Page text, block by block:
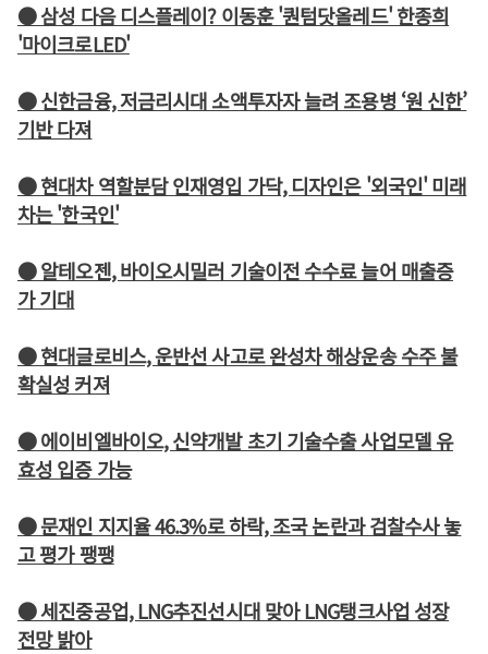
● 삼성 다음 디스플레이? 이동훈 '퀀텀닷올레드' 한종희
'마이크로LED'
● 신한금융, 저금리시대 소액투자자 늘려 조용병 ‘원 신한’
기반 다져
● 현대차 역할분담 인재영입 가닥, 디자인은 '외국인' 미래
차는 '한국인'
● 알테오젠, 바이오시밀러 기술이전 수수료 늘어 매출증
가 기대
● 현대글로비스, 운반선 사고로 완성차 해상운송 수주 불
확실성 커져
● 에이비엘바이오, 신약개발 초기 기술수출 사업모델 유
효성 입증 가능
● 문재인 지지율 46.3%로 하락, 조국 논란과 검찰수사 놓
고 평가 팽팽
● 세진중공업, LNG추진선시대 맞아 LNG탱크사업 성장
전망 밝아